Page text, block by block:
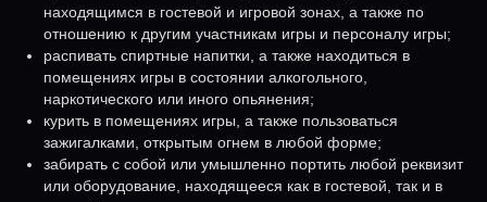
находящимся в гостевой и игровой зонах, а также по
отношению к другим участникам игры и персоналу игры;
распивать спиртные напитки, а также находиться в
помещениях игры в состоянии алкогольного,
наркотического или иного опьянения;
курить в помещениях игры, а также пользоваться
зажигалками, открытым огнем в любой форме;
забирать с собой или умышленно портить любой реквизит
или оборудование, находящееся как в гостевой, так и в